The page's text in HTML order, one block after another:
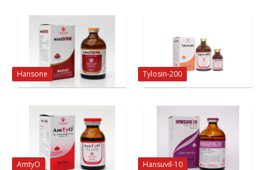
Hansone Tylosin-200
AmtyO Hansuvil-10